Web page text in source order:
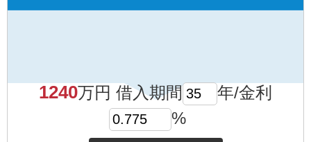
1240万円 借入期間
年/金利
%